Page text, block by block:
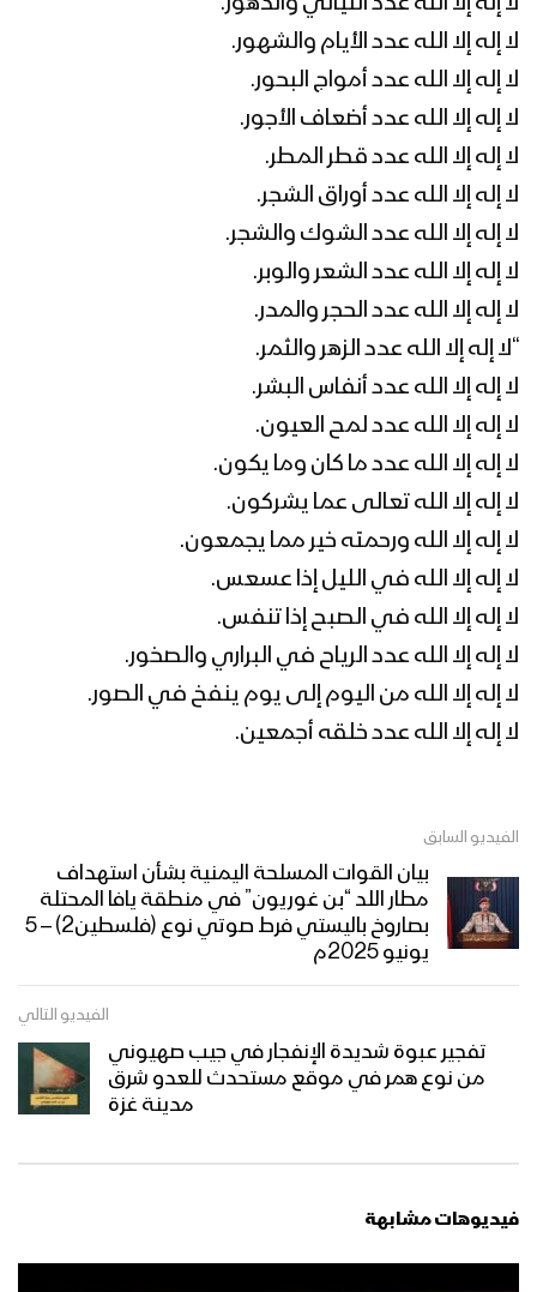
لا إله إلا الله عدد الأيام والشهور.
لا إله إلا الله عدد أمواج البحور.
لا إله إلا الله عدد أضعاف الأجور.
لا إله إلا الله عدد قطر المطر.
لا إله إلا الله عدد أوراق الشجر.
لا إله إلا الله عدد الشوك والشجر.
لا إله إلا الله عدد الشعر والوبر.
لا إله إلا الله عدد الحجر والمدر.
“لا إله إلا الله عدد الزهر والثمر.
لا إله إلا الله عدد أنفاس البشر.
لا إله إلا الله عدد لمح العيون.
لا إله إلا الله عدد ما كان وما يكون.
لا إله إلا الله تعالى عما يشركون.
لا إله إلا الله ورحمته خير مما يجمعون.
لا إله إلا الله في الليل إذا عسعس.
لا إله إلا الله في الصبح إذا تنفس.
لا إله إلا الله عدد الرياح في البراري والصخور.
لا إله إلا الله من اليوم إلى يوم ينفخ في الصور.
لا إله إلا الله عدد خلقه أجمعين.
الفيديو السابق
بيان القوات المسلحة اليمنية بشأن استهداف
مطار اللد “بن غوريون” في منطقة يافا المحتلة
بصاروخ باليستي فرط صوتي نوع (فلسطين2) – 5
يونيو 2025م
الفيديو التالي
تفجير عبوة شديدة الإنفجار في جيب صهيوني
من نوع همر في موقع مستحدث للعدو شرق
مدينة غزة
فيديوهات مشابهة